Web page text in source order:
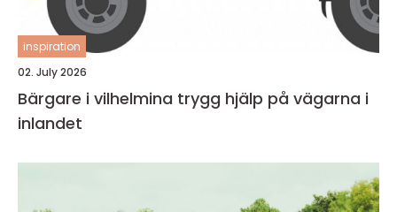
inspiration
02. July 2026
Bärgare i vilhelmina trygg hjälp på vägarna i
inlandet